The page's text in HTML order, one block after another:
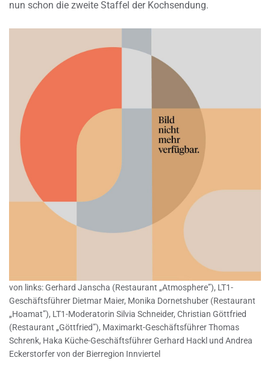
nun schon die zweite Staffel der Kochsendung.
von links: Gerhard Janscha (Restaurant „Atmosphere”), LT1-
Geschäftsführer Dietmar Maier, Monika Dornetshuber (Restaurant
„Hoamat”), LT1-Moderatorin Silvia Schneider, Christian Göttfried
(Restaurant „Göttfried”), Maximarkt-Geschäftsführer Thomas
Schrenk, Haka Küche-Geschäftsführer Gerhard Hackl und Andrea
Eckerstorfer von der Bierregion Innviertel